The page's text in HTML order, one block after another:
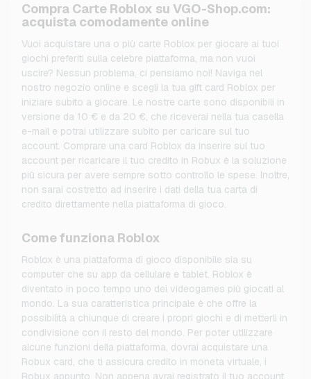
Compra Carte Roblox su VGO-Shop.com:
acquista comodamente online
Vuoi acquistare una o più carte Roblox per giocare ai tuoi
giochi preferiti sulla celebre piattaforma, ma non vuoi
uscire? Nessun problema, ci pensiamo noi! Naviga nel
nostro negozio online e scegli la tua gift card Roblox per
iniziare subito a giocare. Le nostre carte sono disponibili in
versione da 10 € e da 20 €, che riceverai nella tua casella
e-mail e potrai utilizzare subito per caricare sul tuo
account. Comprare una card Roblox da inserire sul tuo
account per ricaricare il tuo credito in Robux è la soluzione
più sicura per avere sempre sotto controllo le spese. Inoltre,
non sarai costretto ad inserire i dati della tua carta di
credito direttamente nella piattaforma di gioco.
Come funziona Roblox
Roblox è una piattaforma di gioco disponibile sia su
computer che su app da cellulare e tablet. Roblox è
diventato in poco tempo uno dei videogames più giocati al
mondo. La sua caratteristica principale è che offre la
possibilità a chiunque di creare i propri giochi e di metterli in
condivisione con il resto del mondo. Per poter utilizzare
alcune funzioni della piattaforma, dovrai acquistare una
Robux card, che ti assicura credito in moneta virtuale, i
Robux appunto. Non appena avrai registrato il tuo account,